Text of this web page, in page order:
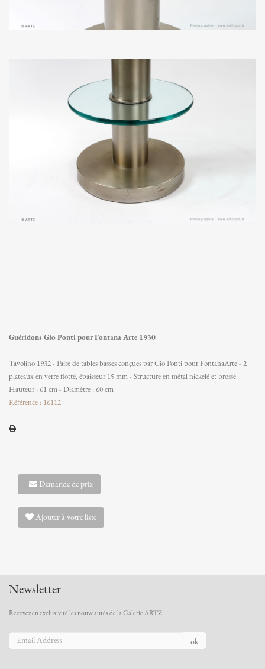
Guéridons Gio Ponti pour Fontana Arte 1930
Tavolino 1932 - Paire de tables basses conçues par Gio Ponti pour FontanaArte - 2
plateaux en verre flotté, épaisseur 15 mm - Structure en métal nickelé et brossé
Hauteur : 61 cm - Diamètre : 60 cm
Référence : 16112
Demande de prix
Ajouter à votre liste
Newsletter
Recevez en exclusivité les nouveautés de la Galerie ARTZ !
ok